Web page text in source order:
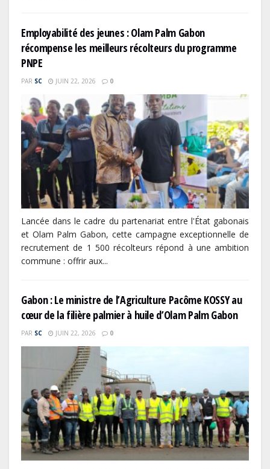
Employabilité des jeunes : Olam Palm Gabon
récompense les meilleurs récolteurs du programme
PNPE
PAR SC JUIN 22, 2026 0
Lancée dans le cadre du partenariat entre l'État gabonais
et Olam Palm Gabon, cette campagne exceptionnelle de
recrutement de 1 500 récolteurs répond à une ambition
commune : offrir aux...
Gabon : Le ministre de l’Agriculture Pacôme KOSSY au
cœur de la filière palmier à huile d’Olam Palm Gabon
PAR SC JUIN 22, 2026 0